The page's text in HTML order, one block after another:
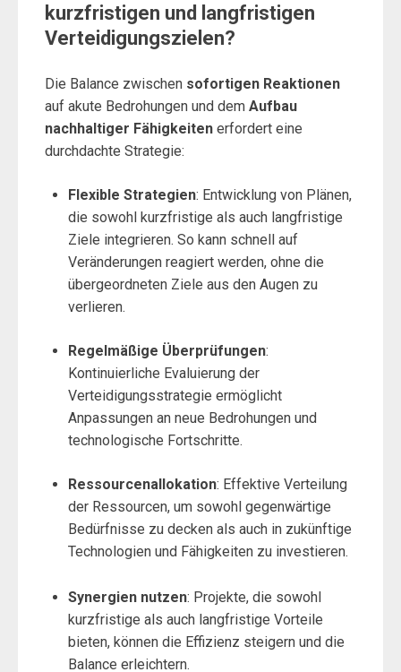
kurzfristigen und langfristigen
Verteidigungszielen?
Die Balance zwischen sofortigen Reaktionen
auf akute Bedrohungen und dem Aufbau
nachhaltiger Fähigkeiten erfordert eine
durchdachte Strategie:
Flexible Strategien: Entwicklung von Plänen,
die sowohl kurzfristige als auch langfristige
Ziele integrieren. So kann schnell auf
Veränderungen reagiert werden, ohne die
übergeordneten Ziele aus den Augen zu
verlieren.
Regelmäßige Überprüfungen:
Kontinuierliche Evaluierung der
Verteidigungsstrategie ermöglicht
Anpassungen an neue Bedrohungen und
technologische Fortschritte.
Ressourcenallokation: Effektive Verteilung
der Ressourcen, um sowohl gegenwärtige
Bedürfnisse zu decken als auch in zukünftige
Technologien und Fähigkeiten zu investieren.
Synergien nutzen: Projekte, die sowohl
kurzfristige als auch langfristige Vorteile
bieten, können die Effizienz steigern und die
Balance erleichtern.